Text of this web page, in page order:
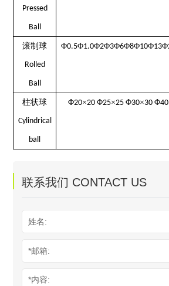
Pressed
Ball
滚制球
Rolled
Ball
Φ0.5Φ1.0Φ2Φ3Φ6Φ8Φ10Φ13Φ
柱状球
Cylindrical
ball
Φ20×20Φ25×25Φ30×30Φ40
联系我们 CONTACT US